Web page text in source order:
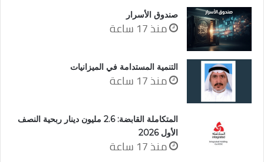
صندوق الأسرار
منذ 17 ساعة
التنمية المستدامة في الميزانيات
منذ 17 ساعة
المتكاملة القابضة: 2.6 مليون دينار ربحية النصف
الأول 2026
منذ 17 ساعة